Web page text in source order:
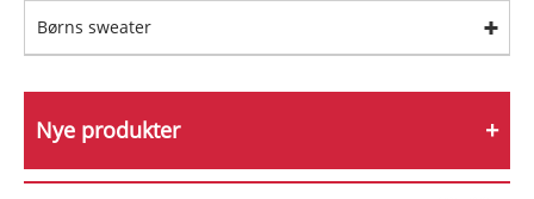
Børns sweater
Nye produkter